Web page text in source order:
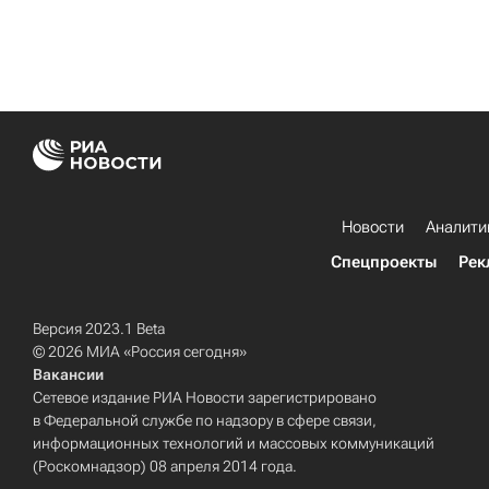
Новости
Спецпроекты
Версия 2023.1 Beta
© 2026 МИА «Россия сегодня»
Вакансии
Сетевое издание РИА Новости зарегистрировано
в Федеральной службе по надзору в сфере связи,
информационных технологий и массовых коммуникаций
(Роскомнадзор) 08 апреля 2014 года.